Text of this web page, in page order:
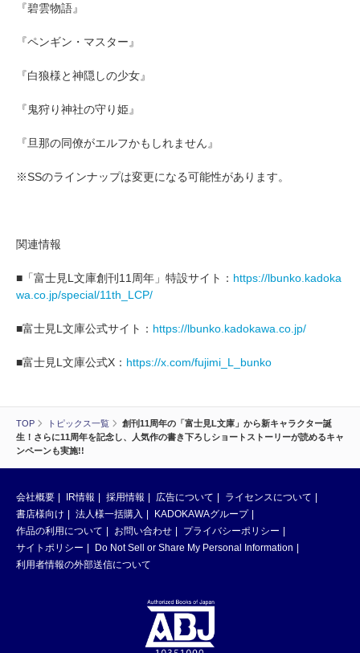
TOP トピックス一覧
創刊11周年の「富士見L文庫」から新キャラクター誕
生！さらに11周年を記念し、人気作の書き下ろしショートストーリーが読めるキャ
ンペーンも実施!!
『碧雲物語』
『ペンギン・マスター』
『白狼様と神隠しの少女』
『鬼狩り神社の守り姫』
『旦那の同僚がエルフかもしれません』
※SSのラインナップは変更になる可能性があります。
関連情報
■「富士見L文庫創刊11周年」特設サイト： https://lbunko.kadoka
wa.co.jp/special/11th_LCP/
■富士見L文庫公式サイト： https://lbunko.kadokawa.co.jp/
■富士見L文庫公式X： https://x.com/fujimi_L_bunko
会社概要 IR情報 採用情報 広告について
ライセンスについて
書店様向け
法人様一括購入
KADOKAWAグループ
作品の利用について
お問い合わせ
プライバシーポリシー
サイトポリシー
Do Not Sell or Share My Personal Information
利用者情報の外部送信について